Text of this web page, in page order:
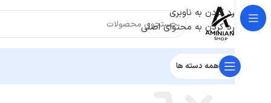
رد کردن به ناوبری
رد کردن به محتوای اصلی
همه دسته ها